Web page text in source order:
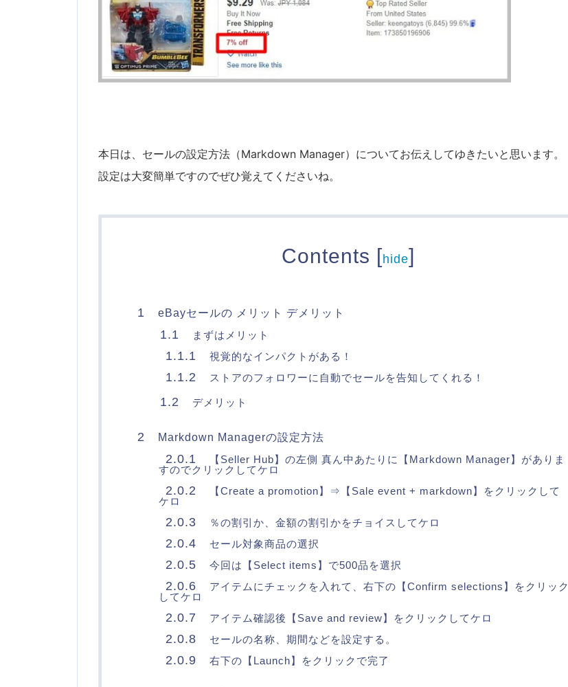
本日は、セールの設定方法（Markdown Manager）についてお伝えしてゆきたいと思います。
設定は大変簡単ですのでぜひ覚えてくださいね。
Contents [hide]
1 eBayセールの メリット デメリット
1.1 まずはメリット
1.1.1 視覚的なインパクトがある！
1.1.2 ストアのフォロワーに自動でセールを告知してくれる！
1.2 デメリット
2 Markdown Managerの設定方法
2.0.1
【Seller Hub】の左側 真ん中あたりに【Markdown Manager】がありま
すのでクリックしてケロ
2.0.2
【Create a promotion】⇒【Sale event + markdown】をクリックして
ケロ
2.0.3 ％の割引か、金額の割引かをチョイスしてケロ
2.0.4 セール対象商品の選択
2.0.5 今回は【Select items】で500品を選択
2.0.6
アイテムにチェックを入れて、右下の【Confirm selections】をクリック
してケロ
2.0.7 アイテム確認後【Save and review】をクリックしてケロ
2.0.8 セールの名称、期間などを設定する。
2.0.9 右下の【Launch】をクリックで完了